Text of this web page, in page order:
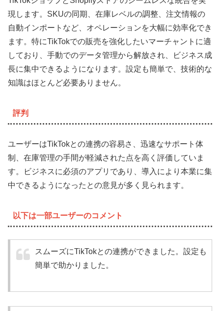
現します。SKUの同期、在庫レベルの調整、注文情報の
自動インポートなど、オペレーションを大幅に効率化でき
ます。特にTikTokでの販売を強化したいマーチャントに適
しており、手動でのデータ管理から解放され、ビジネス成
長に集中できるようになります。設定も簡単で、技術的な
知識はほとんど必要ありません。
評判
ユーザーはTikTokとの連携の容易さ、迅速なサポート体
制、在庫管理の手間が軽減された点を高く評価していま
す。ビジネスに必須のアプリであり、導入により本業に集
中できるようになったとの意見が多く見られます。
以下は一部ユーザーのコメント
スムーズにTikTokとの連携ができました。設定も
簡単で助かりました。